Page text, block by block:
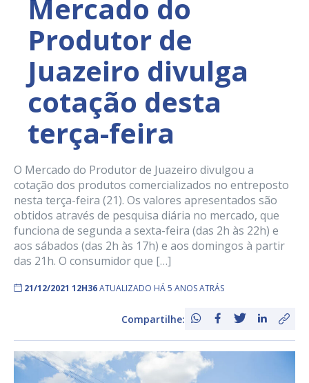
Mercado do
Produtor de
Juazeiro divulga
cotação desta
terça-feira
O Mercado do Produtor de Juazeiro divulgou a
cotação dos produtos comercializados no entreposto
nesta terça-feira (21). Os valores apresentados são
obtidos através de pesquisa diária no mercado, que
funciona de segunda a sexta-feira (das 2h às 22h) e
aos sábados (das 2h às 17h) e aos domingos à partir
das 21h. O consumidor que […]
21/12/2021 12H36ATUALIZADO HÁ 5 ANOS ATRÁS
Compartilhe: